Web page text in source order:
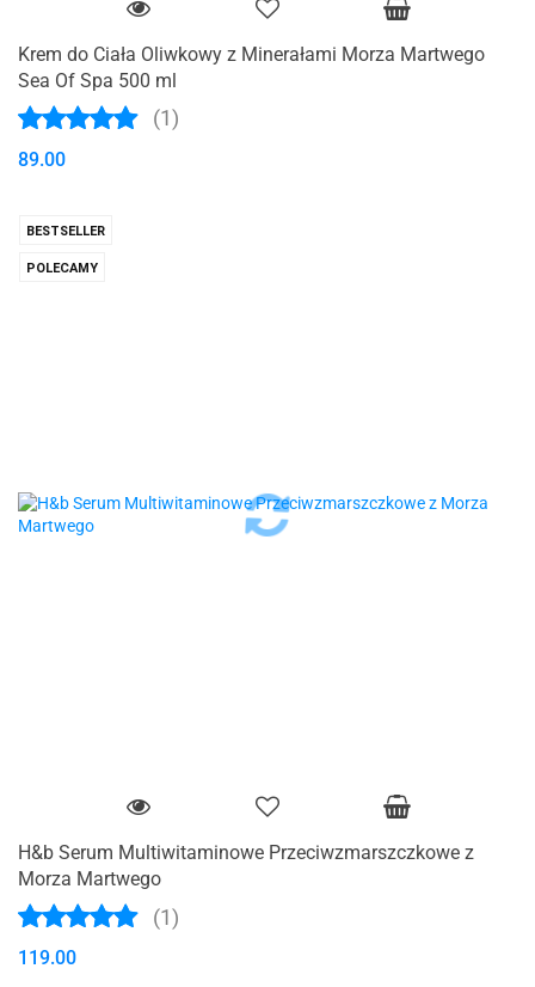
Krem do Ciała Oliwkowy z Minerałami Morza Martwego
Sea Of Spa 500 ml
(1)
89.00
BESTSELLER
POLECAMY
H&b Serum Multiwitaminowe Przeciwzmarszczkowe z
Morza Martwego
(1)
119.00